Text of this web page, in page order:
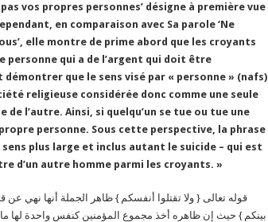
vos propres personnes’ désigne à première vue
en comparaison avec Sa parole ‘Ne
elle montre de prime abord que les croyants
personne qui a de l’argent qui doit être
que le sens visé par « personne » (nafs)
religieuse considérée donc comme une seule
de l’autre. Ainsi, si quelqu’un se tue ou tue une
personne. Sous cette perspective, la phrase
sens plus large et inclus autant le suicide – qui est
d’un autre homme parmi les croyants. »
قوله تعالى { ولا تقتلوا أنفسكم } ظاهر الجملة أنها نهي عن
بينكم } حيث إن ظاهره أخذ مجموع المؤمنين كنفس واحدة لها